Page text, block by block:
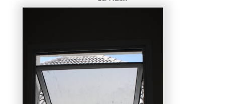
Encontre mais informações
Sendo capaz de garantir o melhor custo
benefício para seus clientes, a Esquadriflex
preza desde a sua fundação em 2002 por
trabalhar sempre com os seus valores
principais como o comprometimento com os
resultados e empatia com os desejos do